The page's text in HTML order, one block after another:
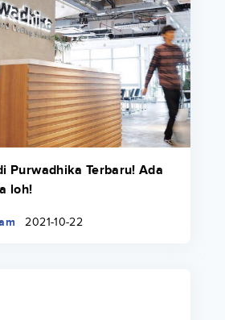
Purwadhika Terbaru! Ada
loh!
2021-10-22